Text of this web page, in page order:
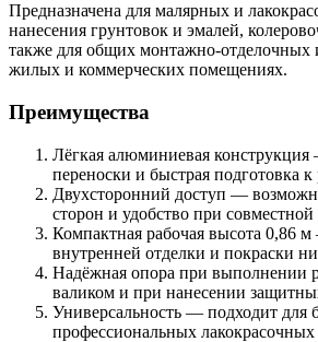
Предназначена для малярных и
нанесения грунтовок и эмалей,
также для общих монтажно-отделочных
жилых и коммерческих помещениях.
Преимущества
Лёгкая алюминиевая конструкция
переноски и быстрая подготовка к
Двухсторонний доступ —
сторон и удобство при совместной
Компактная рабочая высота 0,86
внутренней отделки и покраски
Надёжная опора при выполнении
валиком и при нанесении
Универсальность — подходит для
профессиональных лакокрасочных